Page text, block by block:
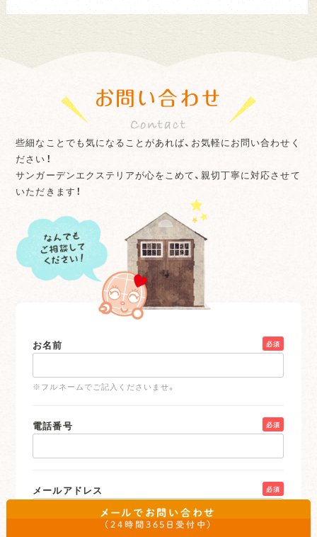
メールでお問い合わせ
（24時間365日受付中）
お問い合わせ
些細なことでも気になることがあれば、お気軽にお問い合わせく
ださい！
サンガーデンエクステリアが心をこめて、親切丁寧に対応させて
いただきます！
お名前 必須
※フルネームでご記入くださいませ。
電話番号 必須
メールアドレス 必須